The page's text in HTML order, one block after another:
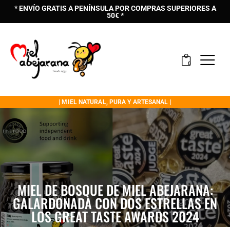
* ENVÍO GRATIS A PENÍNSULA POR COMPRAS SUPERIORES A
50€ *
0
| MIEL NATURAL, PURA Y ARTESANAL |
MIEL DE BOSQUE DE MIEL ABEJARANA:
GALARDONADA CON DOS ESTRELLAS EN
LOS GREAT TASTE AWARDS 2024